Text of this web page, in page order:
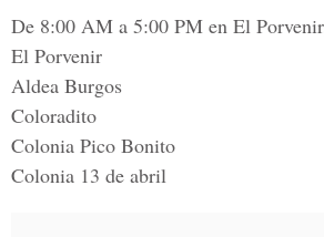
De 8:00 AM a 5:00 PM en El
El Porvenir
Aldea Burgos
Coloradito
Colonia Pico Bonito
Colonia 13 de abril